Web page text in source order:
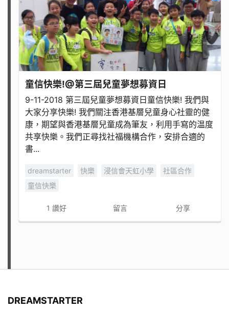
童信快樂!@第三屆兒童夢想募資日
9-11-2018 第三屆兒童夢想募資日童信快樂! 我們與
大家分享快樂! 我們關注香港基層兒童身心社靈的健
康，期望與香港基層兒童成為筆友，利用手寫的温度
共享快樂。我們正尋找社福機構合作，安排合適的
書...
dreamstarter 快樂 浸信會天虹小學
社區合作
童信快樂
1 讚好 留言 分享
DREAMSTARTER